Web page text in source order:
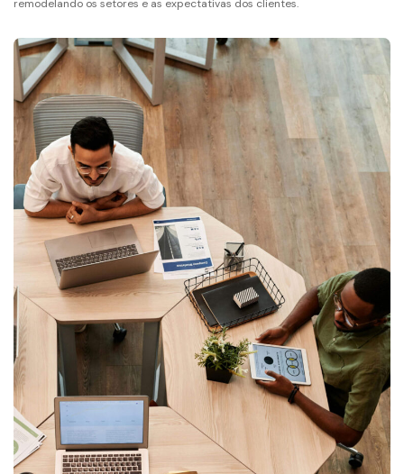
remodelando os setores e as expectativas dos clientes.